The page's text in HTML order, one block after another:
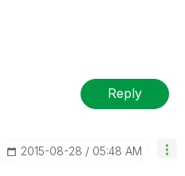
Reply
‎2015-08-28 05:48 AM